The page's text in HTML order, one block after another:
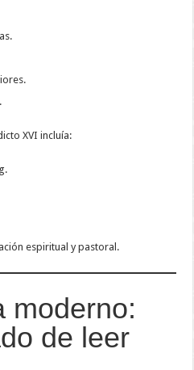
XVI incluía:
espiritual y pastoral.
moderno:
de leer